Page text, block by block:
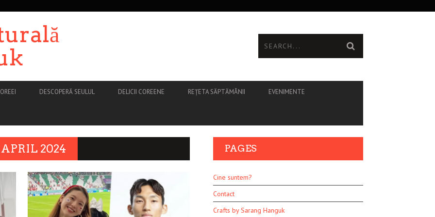
DESCOPERĂ SEULUL DELICII COREENE REȚETA SĂPTĂMÂNII EVENIMENTE
2024 PAGES
Cine suntem?
Contact
Crafts by Sarang Hanguk